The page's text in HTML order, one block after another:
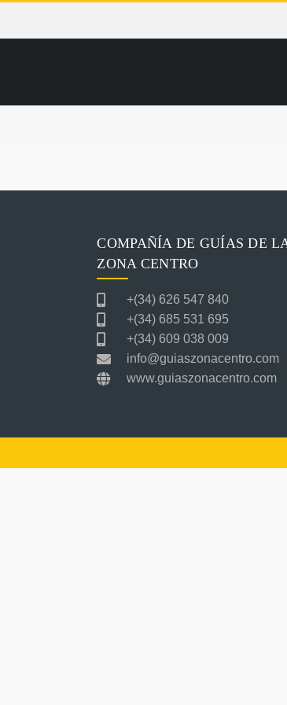
Saltar
contenido
COMPAÑÍA DE GUÍAS DE
ZONA CENTRO
+(34) 626 547 840
+(34) 685 531 695
+(34) 609 038 009
info@guiaszonacentro.com
www.guiaszonacentro.com